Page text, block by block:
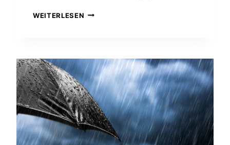
WEITERLESEN AUCH
ES
ZUSAMMENHÄNGE
GIBT
ZWISCHEN
REGEN
UND
KREBS